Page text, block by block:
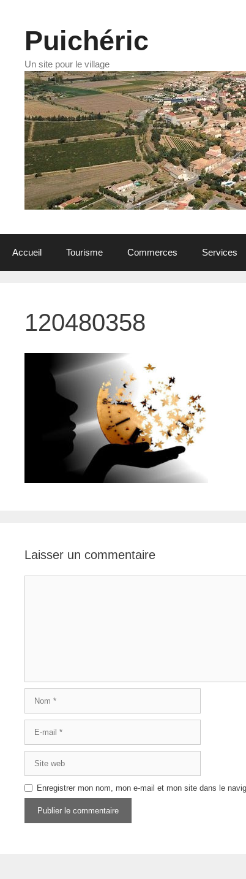
Puichéric
Un site pour le village
Accueil Tourisme Commerces Services
120480358
Laisser un commentaire
mail
web
Enregistrer mon nom, mon e-mail et mon site dans le